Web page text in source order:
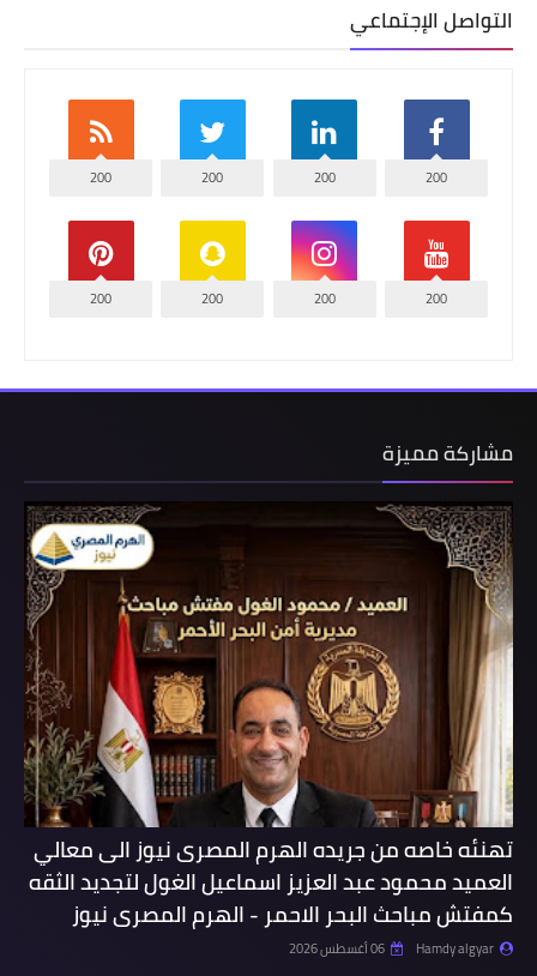
التواصل الإجتماعي
200
200
200
200
200
200
200
200
مشاركة مميزة
تهنئه خاصه من جريده الهرم المصرى نيوز الى معالي
العميد محمود عبد العزيز اسماعيل الغول لتجديد الثقه
كمفتش مباحث البحر الاحمر - الهرم المصرى نيوز
Hamdy algyar 06 أغسطس 2026